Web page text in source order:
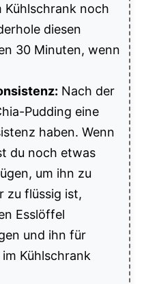
Kühlschrank noch
diesen
30 Minuten, wenn
Nach der
Pudding eine
haben. Wenn
du noch etwas
um ihn zu
zu flüssig ist,
Esslöffel
und ihn für
Kühlschrank